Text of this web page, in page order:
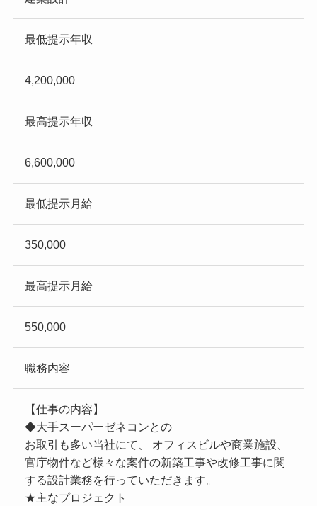
最低提示年収
4,200,000
最高提示年収
6,600,000
最低提示月給
350,000
最高提示月給
550,000
職務内容
【仕事の内容】
◆大手スーパーゼネコンとの
お取引も多い当社にて、 オフィスビルや商業施設、
官庁物件など様々な案件の新築工事や改修工事に関
する設計業務を行っていただきます。
★主なプロジェクト